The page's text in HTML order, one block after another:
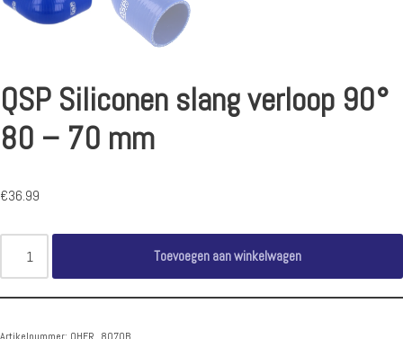
QSP Siliconen slang verloop 90°
80 – 70 mm
€36.99
Toevoegen aan winkelwagen